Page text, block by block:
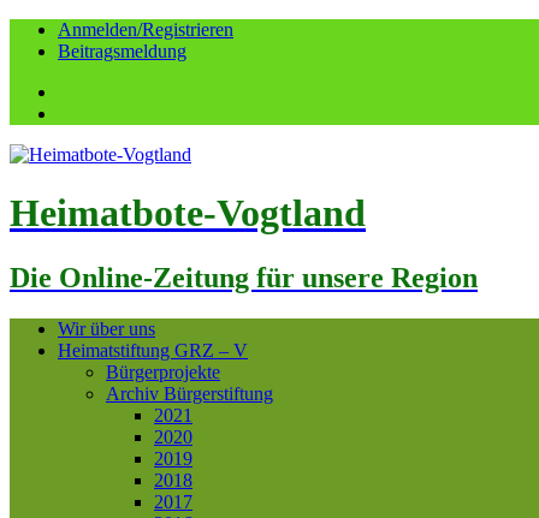
Anmelden/Registrieren
Beitragsmeldung
Heimatbote-Vogtland
Die Online-Zeitung für unsere Region
Wir über uns
Heimatstiftung GRZ – V
Bürgerprojekte
Archiv Bürgerstiftung
2021
2020
2019
2018
2017